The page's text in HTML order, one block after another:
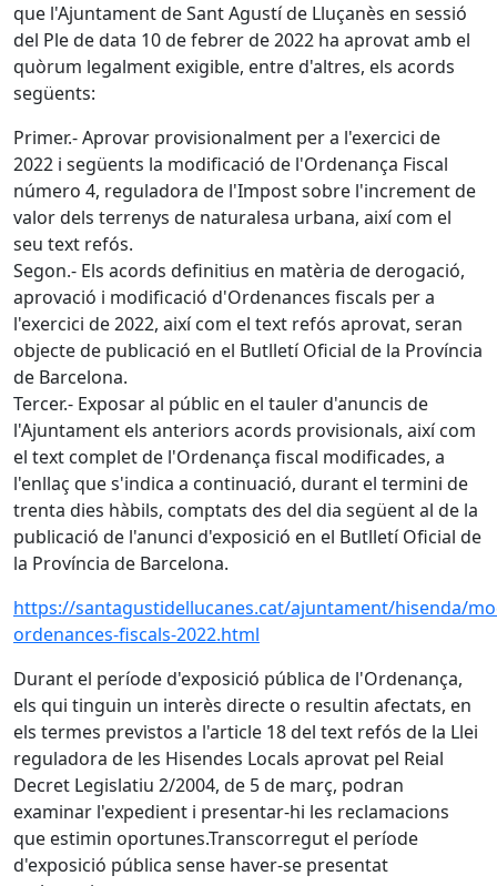
que l'Ajuntament de Sant Agustí de Lluçanès en sessió
del Ple de data 10 de febrer de 2022 ha aprovat amb el
quòrum legalment exigible, entre d'altres, els acords
següents:
Primer.- Aprovar provisionalment per a l'exercici de
2022 i següents la modificació de l'Ordenança Fiscal
número 4, reguladora de l'Impost sobre l'increment de
valor dels terrenys de naturalesa urbana, així com el
seu text refós.
Segon.- Els acords definitius en matèria de derogació,
aprovació i modificació d'Ordenances fiscals per a
l'exercici de 2022, així com el text refós aprovat, seran
objecte de publicació en el Butlletí Oficial de la Província
de Barcelona.
Tercer.- Exposar al públic en el tauler d'anuncis de
l'Ajuntament els anteriors acords provisionals, així com
el text complet de l'Ordenança fiscal modificades, a
l'enllaç que s'indica a continuació, durant el termini de
trenta dies hàbils, comptats des del dia següent al de la
publicació de l'anunci d'exposició en el Butlletí Oficial de
la Província de Barcelona.
https://santagustidellucanes.cat/ajuntament/hisenda/
ordenances-fiscals-2022.html
Durant el període d'exposició pública de l'Ordenança,
els qui tinguin un interès directe o resultin afectats, en
els termes previstos a l'article 18 del text refós de la Llei
reguladora de les Hisendes Locals aprovat pel Reial
Decret Legislatiu 2/2004, de 5 de març, podran
examinar l'expedient i presentar-hi les reclamacions
que estimin oportunes.Transcorregut el període
d'exposició pública sense haver-se presentat